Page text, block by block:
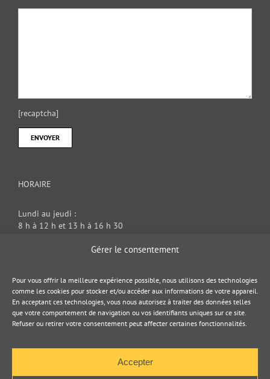
Gérer le consentement
Pour vous offrir la meilleure expérience possible, nous utilisons des technologies
comme les cookies pour stocker et/ou accéder aux informations de votre appareil.
En acceptant ces technologies, vous nous autorisez à traiter des données telles
que votre comportement de navigation ou vos identifiants uniques sur ce site.
Refuser ou retirer votre consentement peut affecter certaines fonctionnalités.
Accepter
[recaptcha]
HORAIRE
Lundi au jeudi :
8 h à 12 h et 13 h à 16 h 30
DOCUMENT JURIDIQUE
Politique de cookies